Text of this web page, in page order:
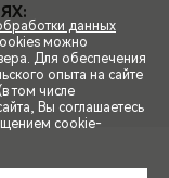
данных
можно
Для обеспечения
опыта на сайте
том числе
Вы соглашаетесь
cookie-